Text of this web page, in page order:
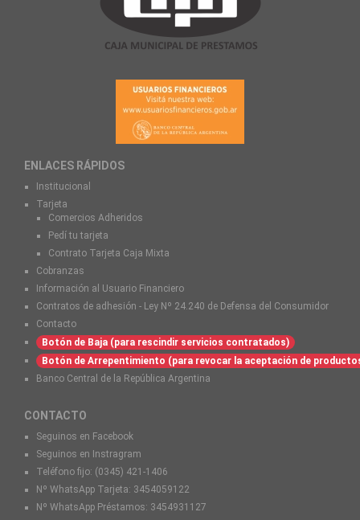
ENLACES RÁPIDOS
Institucional
Tarjeta
Comercios Adheridos
Pedí tu tarjeta
Contrato Tarjeta Caja Mixta
Cobranzas
Información al Usuario Financiero
Contratos de adhesión - Ley Nº 24.240 de Defensa del Consumidor
Contacto
Botón de Baja (para rescindir servicios contratados)
Botón de Arrepentimiento (para revocar la aceptación de
Banco Central de la República Argentina
CONTACTO
Seguinos en Facebook
Seguinos en Instragram
Teléfono fijo: (0345) 421-1406
Nº WhatsApp Tarjeta: 3454059122
Nº WhatsApp Préstamos: 3454931127